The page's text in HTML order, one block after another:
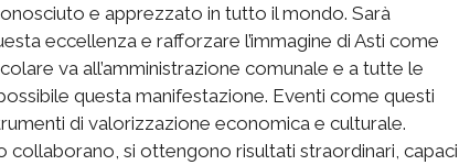
e apprezzato in tutto il mondo. Sarà
eccellenza e rafforzare l’immagine di Asti come
va all’amministrazione comunale e a tutte le
questa manifestazione. Eventi come questi
di valorizzazione economica e culturale.
si ottengono risultati straordinari, capaci